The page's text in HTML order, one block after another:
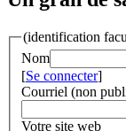
(identification
Nom
[Se connecter]
Courriel (non
Votre site web